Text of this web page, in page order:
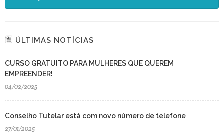
ÚLTIMAS NOTÍCIAS
CURSO GRATUITO PARA MULHERES QUE QUEREM
EMPREENDER!
04/02/2025
Conselho Tutelar está com novo número de telefone
27/01/2025